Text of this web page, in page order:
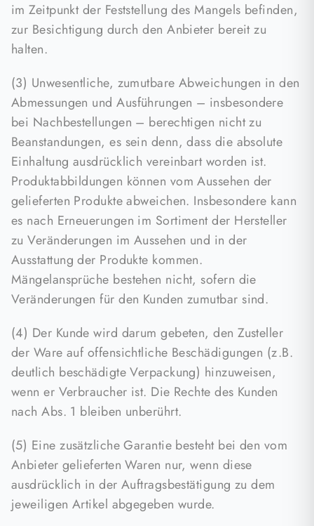
im Zeitpunkt der Feststellung des Mangels befinden,
zur Besichtigung durch den Anbieter bereit zu
halten.
(3) Unwesentliche, zumutbare Abweichungen in den
Abmessungen und Ausführungen – insbesondere
bei Nachbestellungen – berechtigen nicht zu
Beanstandungen, es sein denn, dass die absolute
Einhaltung ausdrücklich vereinbart worden ist.
Produktabbildungen können vom Aussehen der
gelieferten Produkte abweichen. Insbesondere kann
es nach Erneuerungen im Sortiment der Hersteller
zu Veränderungen im Aussehen und in der
Ausstattung der Produkte kommen.
Mängelansprüche bestehen nicht, sofern die
Veränderungen für den Kunden zumutbar sind.
(4) Der Kunde wird darum gebeten, den Zusteller
der Ware auf offensichtliche Beschädigungen (z.B.
deutlich beschädigte Verpackung) hinzuweisen,
wenn er Verbraucher ist. Die Rechte des Kunden
nach Abs. 1 bleiben unberührt.
(5) Eine zusätzliche Garantie besteht bei den vom
Anbieter gelieferten Waren nur, wenn diese
ausdrücklich in der Auftragsbestätigung zu dem
jeweiligen Artikel abgegeben wurde.